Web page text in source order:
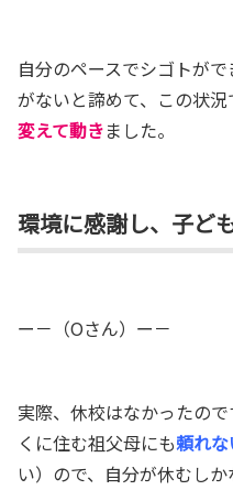
自分のペースでシゴトが
がないと諦めて、この状
変えて動きました。
環境に感謝し、子ど
ー－（Oさん）ー－
実際、休校はなかったの
くに住む祖父母にも頼れな
い）ので、自分が休むし